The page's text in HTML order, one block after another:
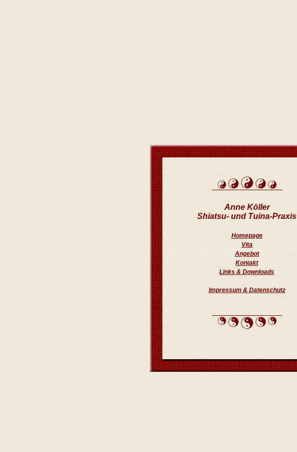
Anne Köller
Shiatsu- und Tuina-Praxis
Homepage
Vita
Angebot
Kontakt
Links & Downloads
Impressum & Datenschutz